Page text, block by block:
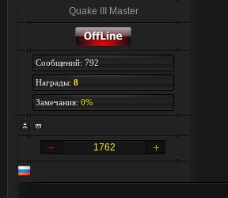
Quake III Master
Сообщений: 792
Награды: 8
Замечания: 0%
1762